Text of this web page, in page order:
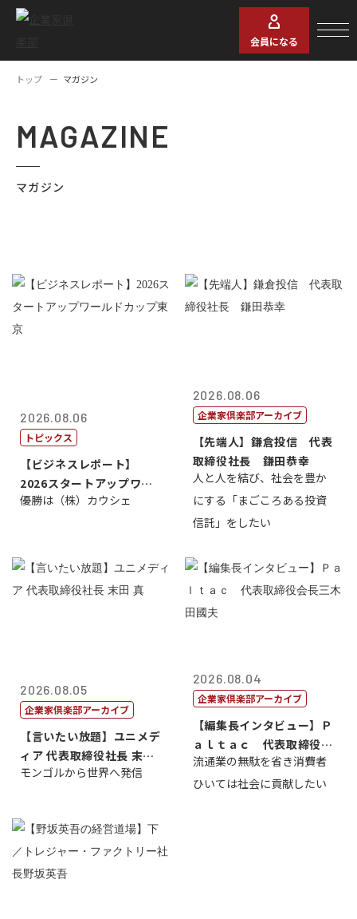
会員になる
トップ マガジン
MAGAZINE
マガジン
2026.08.06
トピックス
【ビジネスレポート】
2026スタートアップワー
ルドカップ東京
優勝は（株）カウシェ
2026.08.06
企業家倶楽部アーカイブ
【先端人】鎌倉投信 代表
取締役社長 鎌田恭幸
人と人を結び、社会を豊か
にする「まごころある投資
信託」をしたい
2026.08.05
企業家倶楽部アーカイブ
【言いたい放題】ユニメデ
ィア 代表取締役社長 末田
真
モンゴルから世界へ発信
2026.08.04
企業家倶楽部アーカイブ
【編集長インタビュー】Ｐ
ａｌｔａｃ 代表取締役会
長三木田國夫
流通業の無駄を省き消費者
ひいては社会に貢献したい